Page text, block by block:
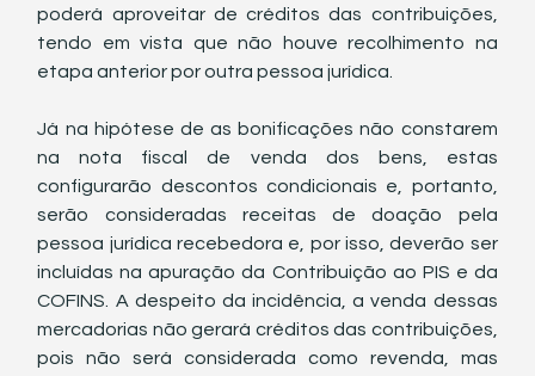
poderá aproveitar de créditos das contribuições,
tendo em vista que não houve recolhimento na
etapa anterior por outra pessoa jurídica.
Já na hipótese de as bonificações não constarem
na nota fiscal de venda dos bens, estas
configurarão descontos condicionais e, portanto,
serão consideradas receitas de doação pela
pessoa jurídica recebedora e, por isso, deverão ser
incluídas na apuração da Contribuição ao PIS e da
COFINS. A despeito da incidência, a venda dessas
mercadorias não gerará créditos das contribuições,
pois não será considerada como revenda, mas